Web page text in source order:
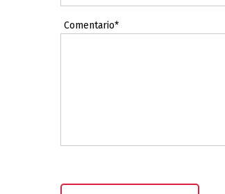
Comentario*